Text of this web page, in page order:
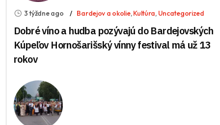
3 týždne ago Bardejov a okolie,Kultúra, Uncategorized
Dobré víno a hudba pozývajú do Bardejovských
Kúpeľov Hornošarišský vínny festival má už 13
rokov